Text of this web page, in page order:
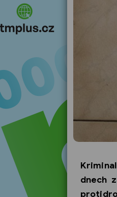
dnech